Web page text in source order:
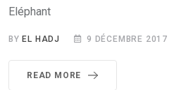
Eléphant
BY EL HADJ 9 DÉCEMBRE 2017
READ MORE